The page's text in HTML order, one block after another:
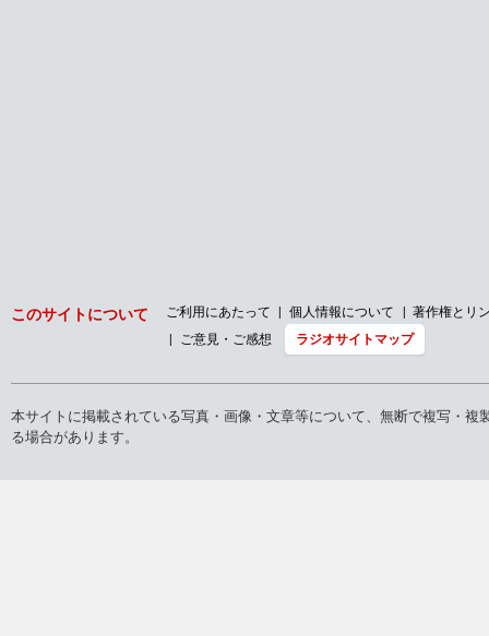
このサイトについて ご利用にあたって 個人情報について
著作権とリ
ご意見・ご感想
ラジオサイトマップ
本サイトに掲載されている写真・画像・文章等について、無断で複写・
る場合があります。